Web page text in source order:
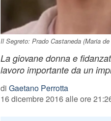
Il Segreto: Prado Castaneda (Maria
La giovane donna e
lavoro importante da un
di Gaetano Perrotta
16 dicembre 2016 alle ore